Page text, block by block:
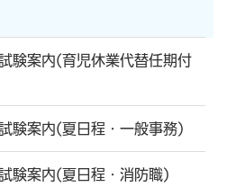
験案内(育児休業代替任期付
験案内(夏日程・一般事務)
験案内(夏日程・消防職)